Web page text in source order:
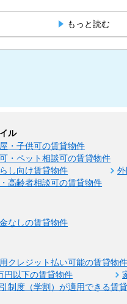
もっと読む
ル
・子供可の賃貸物件
・ペット相談可の賃貸物件
し向け賃貸物件
高齢者相談可の賃貸物件
なしの賃貸物件
クレジット払い可能の賃貸物件
円以下の賃貸物件
制度（学割）が適用できる賃